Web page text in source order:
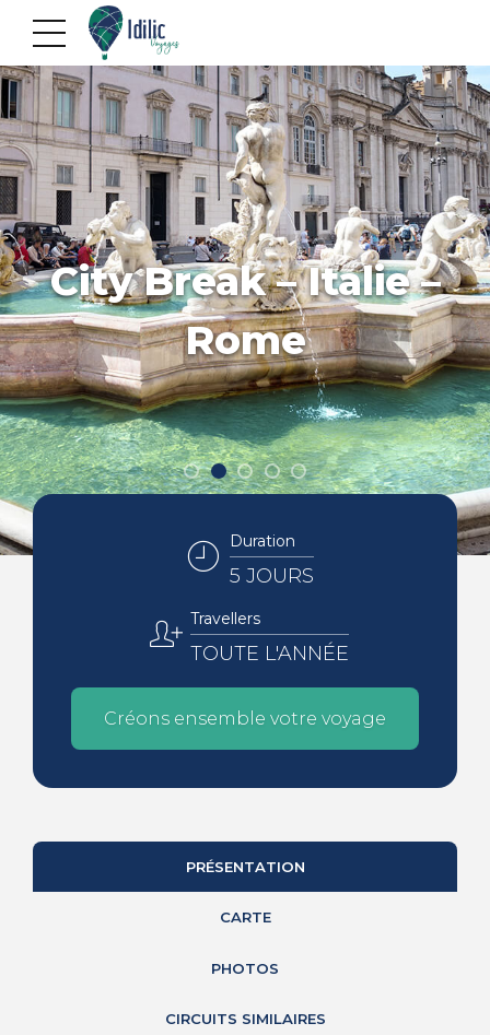
City Break – Italie –
Rome
Duration
5 JOURS
Travellers
TOUTE L'ANNÉE
Créons ensemble votre voyage
PRÉSENTATION
CARTE
PHOTOS
CIRCUITS SIMILAIRES